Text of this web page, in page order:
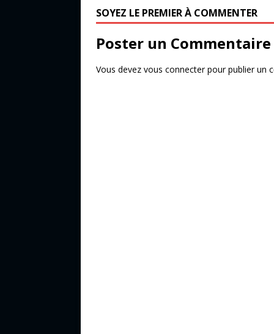
o
o
k
r
SOYEZ LE PREMIER À COMMENTER
Poster un Commentaire
Vous devez vous connecterpour publier un